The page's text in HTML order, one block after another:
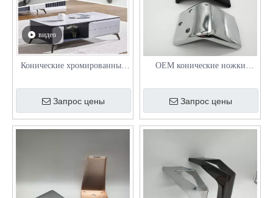
видео
Конические хромированные
Запрос цены
OEM конические ножки
Запрос цены